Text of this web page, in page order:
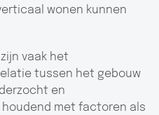
wonen kunnen
vaak het
tussen het gebouw
en
met factoren als